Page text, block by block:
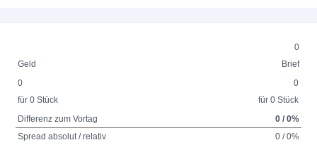
0
Geld
Brief
0
für 0 Stück
0
für 0 Stück
Differenz zum Vortag
0 / 0%
Spread absolut / relativ
0 / 0%